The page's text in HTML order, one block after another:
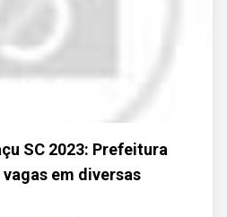
SC 2023: Prefeitura
vagas em diversas